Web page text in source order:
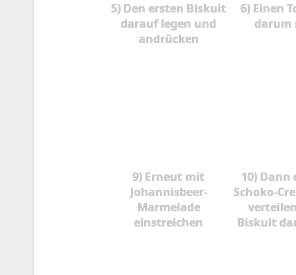
5) Den ersten Biskuit
darauf legen und
andrücken
6) Einen
darum
9) Erneut mit
Johannisbeer-
Marmelade
einstreichen
10) Dann
Schoko-
Biskuit